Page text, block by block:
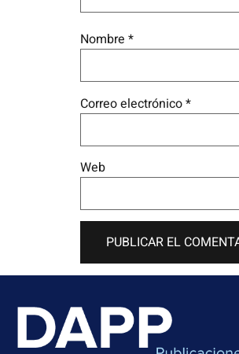
Nombre *
Correo electrónico*
Web